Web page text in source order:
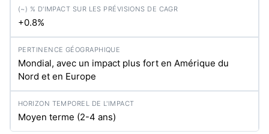
+0.8%
Mondial, avec un impact plus fort en Amérique du
Nord et en Europe
Moyen terme (2-4 ans)